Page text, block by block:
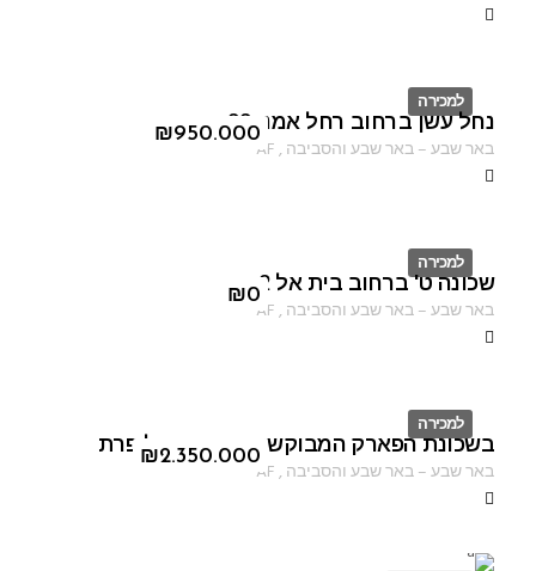
למכירה
ID
₪950.000
נחל עשן ברחוב רחל אמנו 22
באר שבע–באר שבע והסביבה ,
AF
למכירה
ID
₪0
שכונה ט' ברחוב בית אל 2
באר שבע–באר שבע והסביבה ,
AF
למכירה
ID
₪2.350.000
בשכונת הפארק המבוקשת ברחוב נחל פרת
באר שבע–באר שבע והסביבה ,
AF